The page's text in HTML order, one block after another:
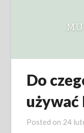
Do
Posted on 24